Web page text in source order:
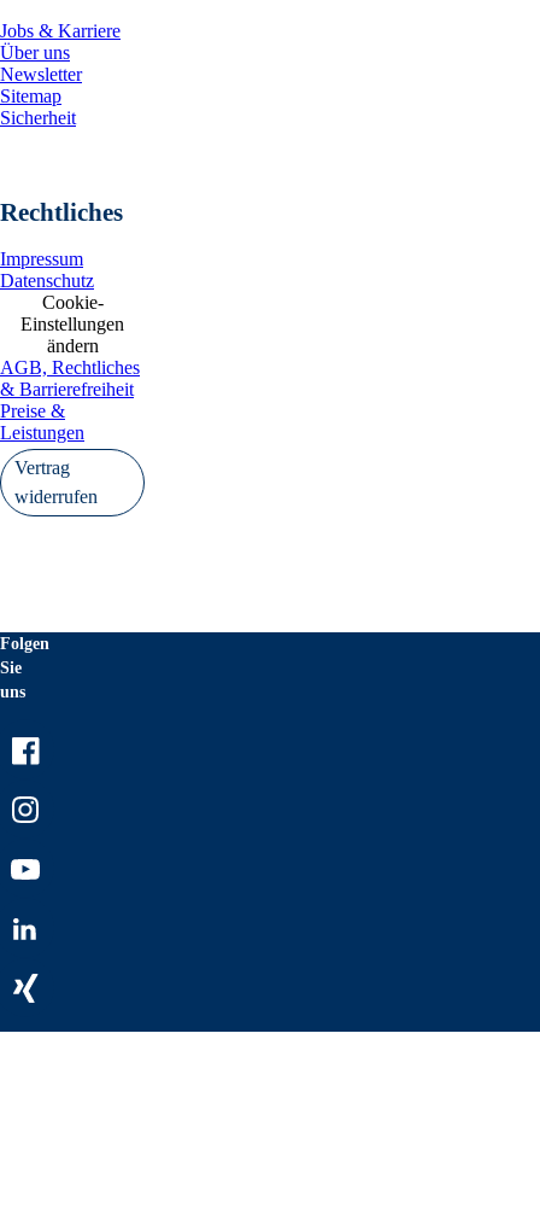
Jobs & Karriere
Über uns
Newsletter
Sitemap
Sicherheit
Rechtliches
Impressum
Datenschutz
Cookie-
Einstellungen
ändern
AGB, Rechtliches
& Barrierefreiheit
Preise &
Leistungen
Vertrag
widerrufen
Folgen
Sie
uns
Youtube